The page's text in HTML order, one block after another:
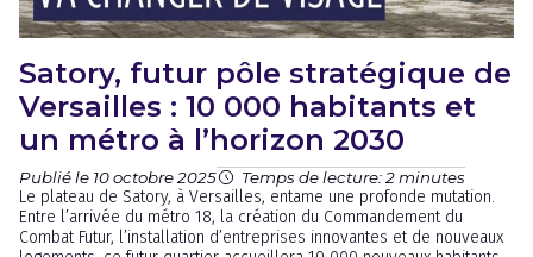
Satory, futur pôle stratégique de
Versailles : 10 000 habitants et
un métro à l’horizon 2030
Publié le 10 octobre 2025 Temps de lecture: 2 minutes
Le plateau de Satory, à Versailles, entame une profonde mutation.
Entre l’arrivée du métro 18, la création du Commandement du
Combat Futur, l’installation d’entreprises innovantes et de nouveaux